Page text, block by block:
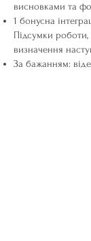
висновками та
1 бонусна
Підсумки роботи,
визначення
За бажанням: